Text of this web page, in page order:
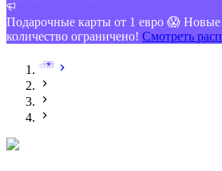
Подарочные карты от 1 евро 😱 Новые
количество ограничено! Смотреть